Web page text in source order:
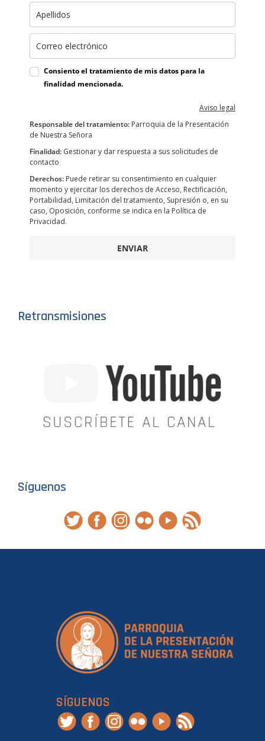
Consiento el tratamiento de mis datos para la
finalidad mencionada.
Aviso legal
Responsable del tratamiento: Parroquia de la Presentación
de Nuestra Señora
Finalidad: Gestionar y dar respuesta a sus solicitudes de
contacto
Derechos: Puede retirar su consentimiento en cualquier
momento y ejercitar los derechos de Acceso, Rectificación,
Portabilidad, Limitación del tratamiento, Supresión o, en su
caso, Oposición, conforme se indica en la Política de
Privacidad.
ENVIAR
Retransmisiones
Síguenos
SÍGUENOS